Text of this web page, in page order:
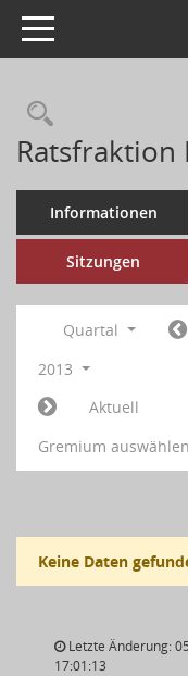
Toggle navigation
Ratsfraktion
Informationen
Sitzungen
Quartal
2013
Aktuell
Gremium auswählen
Keine Daten
Letzte Änderung:
17:01:13